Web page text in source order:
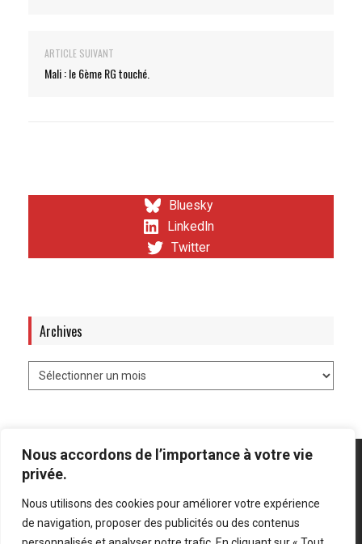
Nous accordons de l’importance à votre vie
privée.
Nous utilisons des cookies pour améliorer votre expérience
de navigation, proposer des publicités ou des contenus
ARTICLE SUIVANT
Mali : le 6ème RG touché.
Bluesky
LinkedIn
Twitter
Archives
Mentions légales Politique de confidentialité